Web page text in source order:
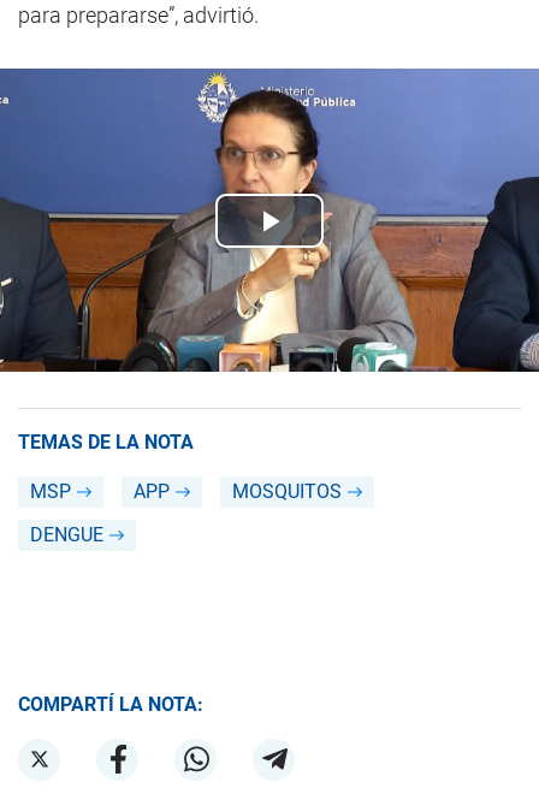
para prepararse”, advirtió.
TEMAS DE LA NOTA
MSP APP
MOSQUITOS
DENGUE
COMPARTÍ LA NOTA: